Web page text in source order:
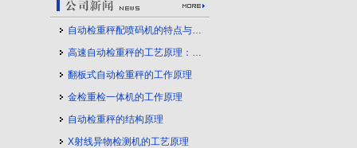
自动检重秤配喷码机的特点与应用
高速自动检重秤的工艺原理：守护产品质量的幕后力量
翻板式自动检重秤的工作原理
金检重检一体机的工作原理
自动检重秤的结构原理
X射线异物检测机的工艺原理